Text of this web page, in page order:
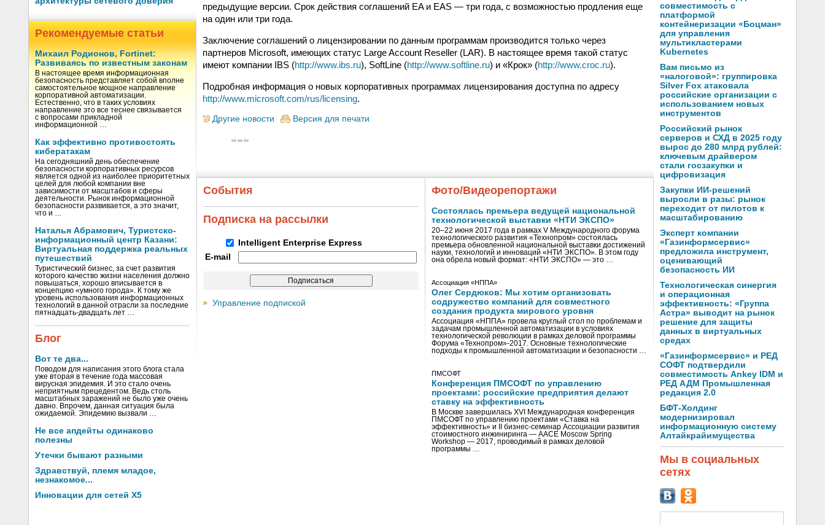
Рекомендуемые статьи
Михаил Родионов, Fortinet:
Развиваясь по известным законам
В настоящее время информационная
безопасность представляет собой вполне
самостоятельное мощное направление
корпоративной автоматизации.
Естественно, что в таких условиях
направление это все теснее связывается
с вопросами прикладной
информационной …
Как эффективно противостоять
кибератакам
На сегодняшний день обеспечение
безопасности корпоративных ресурсов
является одной из наиболее приоритетных
целей для любой компании вне
зависимости от масштабов и сферы
деятельности. Рынок информационной
безопасности развивается, а это значит,
что и …
Наталья Абрамович, Туристско-
информационный центр Казани:
Виртуальная поддержка реальных
путешествий
Туристический бизнес, за счет развития
которого качество жизни населения должно
повышаться, хорошо вписывается в
концепцию «умного города». К тому же
уровень использования информационных
технологий в данной отрасли за последние
пятнадцать-двадцать лет …
Блог
Вот те два...
Поводом для написания этого блога стала
уже вторая в течение года массовая
вирусная эпидемия. И это стало очень
неприятным прецедентом. Ведь столь
масштабных заражений не было уже очень
давно. Впрочем, данная ситуация была
ожидаемой. Эпидемию вызвали …
Не все апдейты одинаково
полезны
Утечки бывают разными
Здравствуй, племя младое,
незнакомое...
Инновации для сетей X5
предыдущие версии. Срок действия соглашений EA и EAS — три года, с возможностью продления еще
на один или три года.
Заключение соглашений о лицензировании по данным программам производится только через
партнеров Microsoft, имеющих статус Large Account Reseller (LAR). В настоящее время такой статус
имеют компании IBS (http://www.ibs.ru), SoftLine (http://www.softline.ru) и «Крок» (http://www.croc.ru).
Подробная информация о новых корпоративных программах лицензирования доступна по адресу
http://www.microsoft.com/rus/licensing.
Другие новости Версия для печати
События
Подписка на рассылки
Intelligent Enterprise Express
E-mail
Управление подпиской
Фото/Видеорепортажи
Состоялась премьера ведущей национальной
технологической выставки «НТИ ЭКСПО»
20–22 июня 2017 года в рамках V Международного форума
технологического развития «Технопром» состоялась
премьера обновленной национальной выставки достижений
науки, технологий и инноваций «НТИ ЭКСПО». В этом году
она обрела новый формат: «НТИ ЭКСПО» — это …
Ассоциация «НППА»
Олег Сердюков: Мы хотим организовать
содружество компаний для совместного
создания продукта мирового уровня
Ассоциация «НППА» провела круглый стол по проблемам и
задачам промышленной автоматизации в условиях
технологической революции в рамках деловой программы
Форума «Технопром»-2017. Основные технологические
подходы к промышленной автоматизации и безопасности …
ПМСОФТ
Конференция ПМСОФТ по управлению
проектами: российские предприятия делают
ставку на эффективность
В Москве завершилась XVI Международная конференция
ПМСОФТ по управлению проектами «Ставка на
эффективность» и II бизнес-семинар Ассоциации развития
стоимостного инжиниринга — AACE Moscow Spring
Workshop — 2017, проводимый в рамках деловой
программы …
совместимость с
платформой
контейнеризации «Боцман»
для управления
мультикластерами
Kubernetes
Вам письмо из
«налоговой»: группировка
Silver Fox атаковала
российские организации с
использованием новых
инструментов
Российский рынок
серверов и СХД в 2025 году
вырос до 280 млрд рублей:
ключевым драйвером
стали госзакупки и
цифровизация
Закупки ИИ-решений
выросли в разы: рынок
переходит от пилотов к
масштабированию
Эксперт компании
«Газинформсервис»
предложила инструмент,
оценивающий
безопасность ИИ
Технологическая синергия
и операционная
эффективность: «Группа
Астра» выводит на рынок
решение для защиты
данных в виртуальных
средах
«Газинформсервис» и РЕД
СОФТ подтвердили
совместимость Ankey IDM и
РЕД АДМ Промышленная
редакция 2.0
БФТ-Холдинг
модернизировал
информационную систему
Алтайкрайимущества
Мы в социальных
сетях